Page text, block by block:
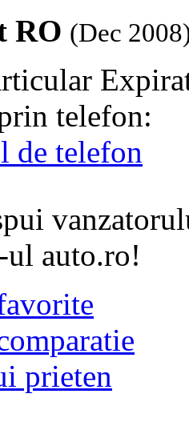
RO (Dec
telefon:
de telefon
ul auto.ro!
prieten